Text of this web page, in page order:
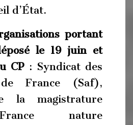
d’État.
portant
le 19 juin et
CP : Syndicat des
France (Saf),
la magistrature
nature